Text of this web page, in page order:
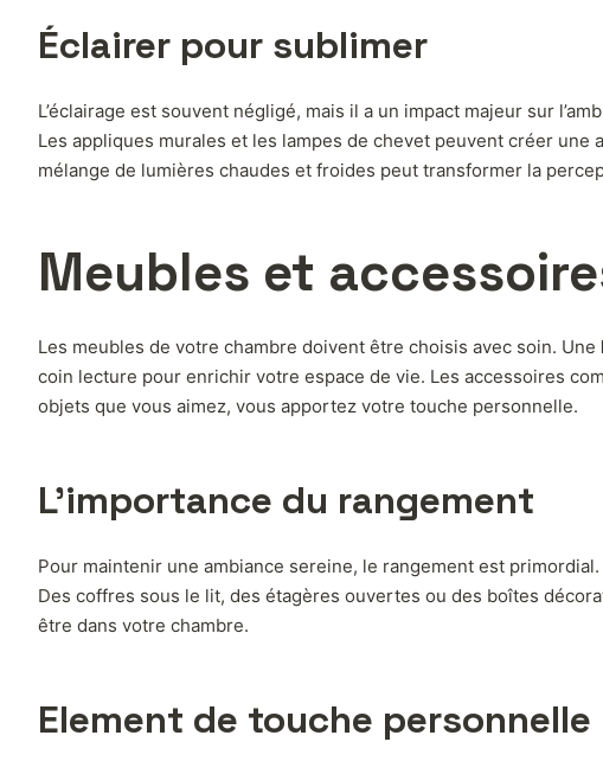
Éclairer pour sublimer
L’éclairage est souvent négligé, mais il a un impact majeur sur
Les appliques murales et les lampes de chevet peuvent créer
mélange de lumières chaudes et froides peut transformer la
Meubles et
Les meubles de votre chambre doivent être choisis avec soin. Une
coin lecture pour enrichir votre espace de vie. Les accessoires
objets que vous aimez, vous apportez votre touche personnelle.
L’importance du rangement
Pour maintenir une ambiance sereine, le rangement est
Des coffres sous le lit, des étagères ouvertes ou des boîtes
être dans votre chambre.
Element de touche personnelle